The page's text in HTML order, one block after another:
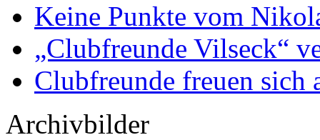
Keine Punkte vom
„Clubfreunde Vilseck“
Clubfreunde freuen sich
Archivbilder